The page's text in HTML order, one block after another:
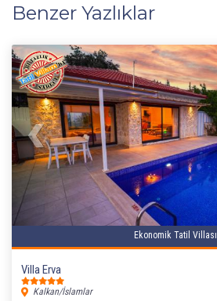
Benzer Yazlıklar
Ekonomik Tatil Villası
Villa Erva
Kalkan/İslamlar